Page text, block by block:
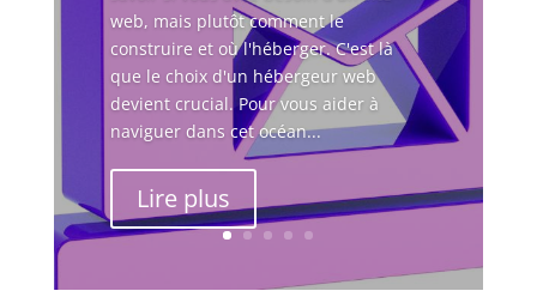
web, mais plutôt comment le
construire et où l'héberger. C'est là
que le choix d'un hébergeur web
devient crucial. Pour vous aider à
naviguer dans cet océan...
Lire plus